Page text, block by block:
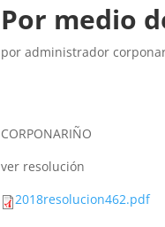
Por medio
poradministrador
CORPONARIÑO
ver resolución
2018resolucion462.pdf